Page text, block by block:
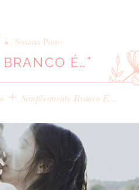
• Susana Pinto
É…”
+ Simplesmente Branco É...